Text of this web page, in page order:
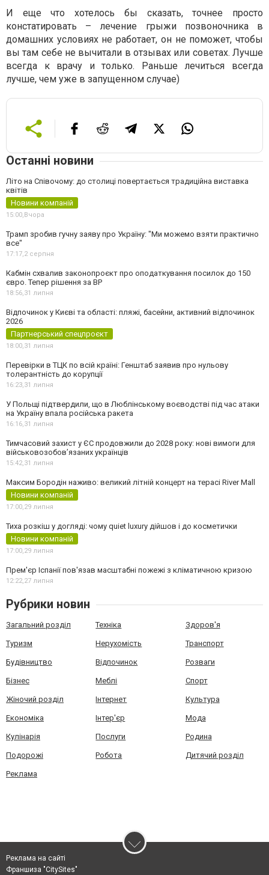
И еще что хотелось бы сказать, точнее просто
констатировать – лечение грыжи позвоночника в
домашних условиях не работает, он не поможет, чтобы
вы там себе не вычитали в отзывах или советах. Лучше
всегда к врачу и только. Раньше лечиться всегда
лучше, чем уже в запущенном случае)
Останні новини
Літо на Співочому: до столиці повертається традиційна виставка
квітів
Новини компаній
15:00,Вчора
Трамп зробив гучну заяву про Україну: "Ми можемо взяти практично
все"
17:17,2 серпня
Кабмін схвалив законопроєкт про оподаткування посилок до 150
євро. Тепер рішення за ВР
18:56,31 липня
Відпочинок у Києві та області: пляжі, басейни, активний відпочинок
2026
Партнерський спецпроєкт
18:00,31 липня
Перевірки в ТЦК по всій країні: Генштаб заявив про нульову
толерантність до корупції
16:23,31 липня
У Польщі підтвердили, що в Люблінському воєводстві під час атаки
на Україну впала російська ракета
16:16,31 липня
Тимчасовий захист у ЄС продовжили до 2028 року: нові вимоги для
військовозобов’язаних українців
15:42,31 липня
Максим Бородін наживо: великий літній концерт на терасі River Mall
Новини компаній
17:00,29 липня
Тиха розкіш у догляді: чому quiet luxury дійшов і до косметички
Новини компаній
17:00,29 липня
Прем'єр Іспанії пов'язав масштабні пожежі з кліматичною кризою
12:22,27 липня
Рубрики новин
Загальний розділ Техніка Здоров'я
Туризм Нерухомість Транспорт
Будівництво Відпочинок Розваги
Бізнес Меблі Спорт
Жіночий розділ Інтернет Культура
Економіка Інтер'єр Мода
Кулінарія Послуги Родина
Подорожі Робота Дитячий розділ
Реклама
Реклама на сайті
Франшиза "CitySites"